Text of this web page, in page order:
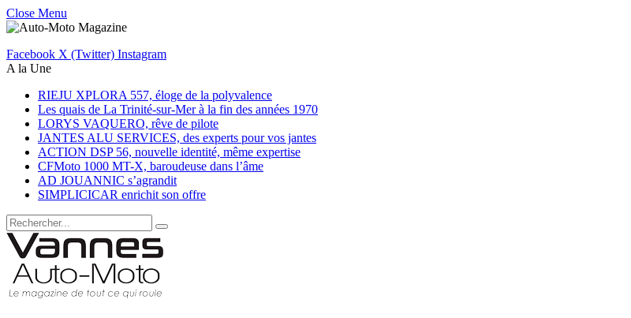
Close Menu
Facebook X (Twitter) Instagram
A la Une
RIEJU XPLORA 557, éloge de la polyvalence
Les quais de La Trinité-sur-Mer à la fin des années 1970
LORYS VAQUERO, rêve de pilote
JANTES ALU SERVICES, des experts pour vos jantes
ACTION DSP 56, nouvelle identité, même expertise
CFMoto 1000 MT-X, baroudeuse dans l’âme
AD JOUANNIC s’agrandit
SIMPLICICAR enrichit son offre